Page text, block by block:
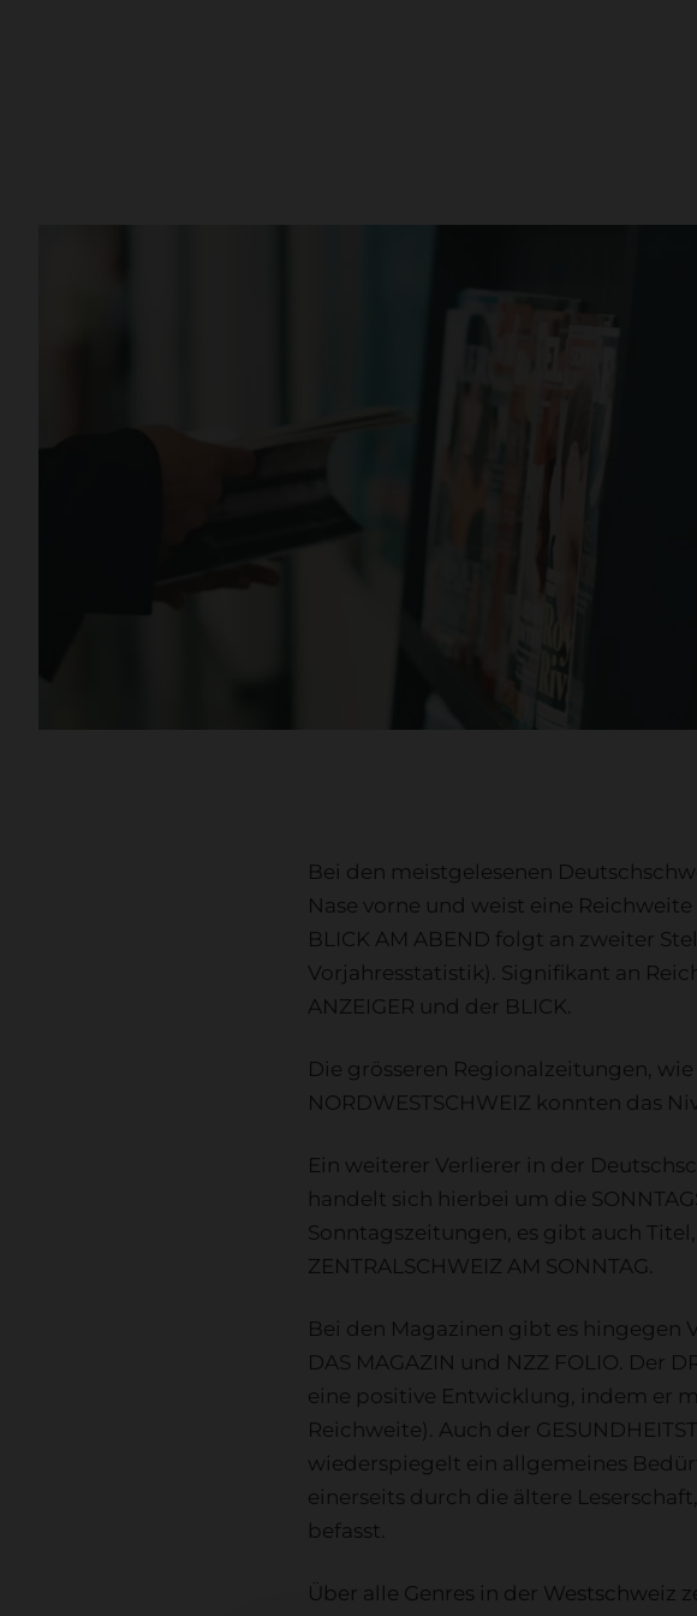
Bei den meistgelesenen
Nase vorne und weist eine
BLICK AM ABEND folgt an zweiter
Vorjahresstatistik). Signifikant an
ANZEIGER und der BLICK.
Die grösseren Regionalzeitungen, wie
NORDWESTSCHWEIZ konnten das
Ein weiterer Verlierer in der
handelt sich hierbei um die
Sonntagszeitungen, es gibt auch
ZENTRALSCHWEIZ AM SONNTAG.
Bei den Magazinen gibt es hingegen
DAS MAGAZIN und NZZ FOLIO. Der
eine positive Entwicklung, indem er
Reichweite). Auch der
wiederspiegelt ein allgemeines
einerseits durch die ältere
befasst.
Über alle Genres in der Westschweiz